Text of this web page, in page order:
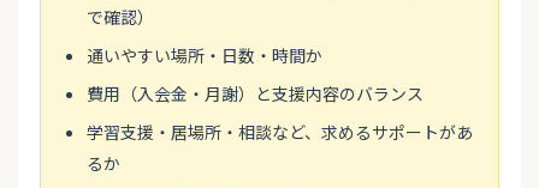
で確認）
通いやすい場所・日数・時間か
費用（入会金・月謝）と支援内容のバランス
学習支援・居場所・相談など、求めるサポートがあ
るか